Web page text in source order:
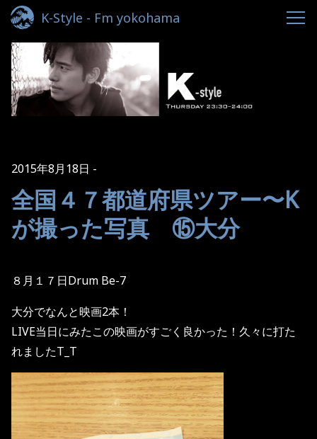
K-Style - Fm yokohama
2015年8月18日
全国４７都道府県ツアー〜K
が撮った写真 ⑮大分
８月１７日Drum Be-7
大分でなんと映画2本！
LIVE当日にみたこの映画がすごく良かった！久々に打た
れましたT_T